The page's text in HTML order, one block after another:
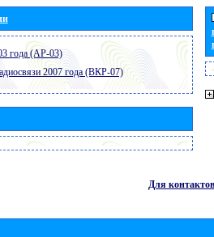
года (АР-03)
2007 года (ВКР-07)
Для контактов